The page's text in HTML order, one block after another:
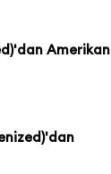
Amerikan